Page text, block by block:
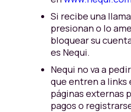
Si recibe una
presionan o lo
bloquear su
es Nequi.
Nequi no va a
que entren a links
páginas externas
pagos o